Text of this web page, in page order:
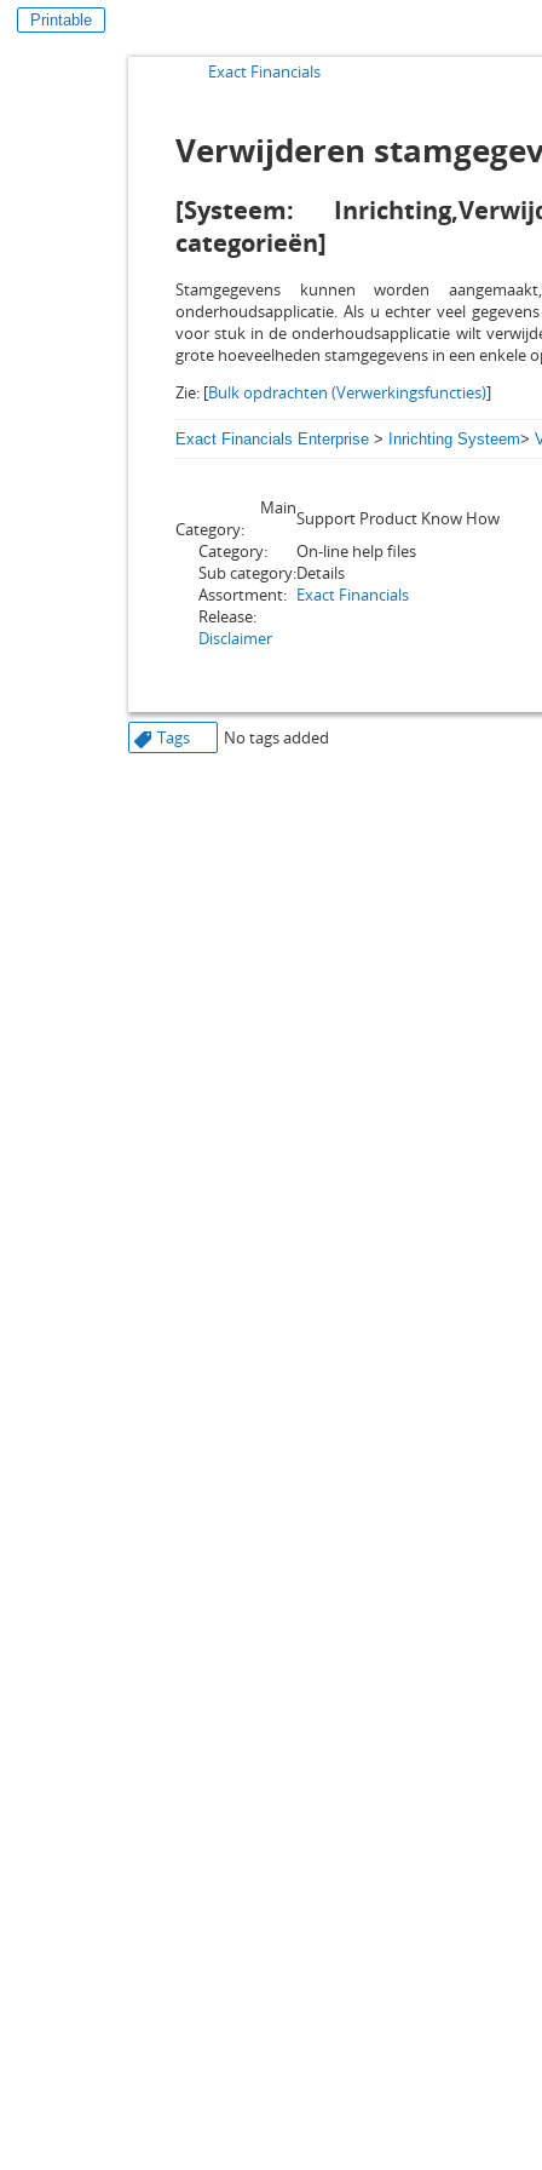
Printable
Exact Financials
Verwijderen
[Systeem:
categorieën]
Stamgegevens kunnen worden
onderhoudsapplicatie. Als u echter veel
voor stuk in de onderhoudsapplicatie wilt
grote hoeveelheden stamgegevens in een enkele
Zie: [Bulk opdrachten (Verwerkingsfuncties)]
Exact Financials Enterprise > Inrichting Systeem>
Main
Category:
Support Product Know How
Category:
On-line help files
Sub category:Details
Assortment: Exact Financials
Release:
Disclaimer
Tags No tags added